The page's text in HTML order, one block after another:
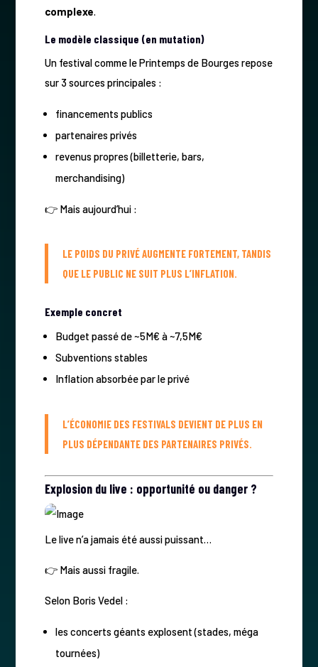
complexe.
Le modèle classique (en mutation)
Un festival comme le Printemps de Bourges repose
sur 3 sources principales :
financements publics
partenaires privés
revenus propres (billetterie, bars,
merchandising)
👉 Mais aujourd’hui :
LE POIDS DU PRIVÉ AUGMENTE FORTEMENT, TANDIS
QUE LE PUBLIC NE SUIT PLUS L’INFLATION.
Exemple concret
Budget passé de ~5M€ à ~7,5M€
Subventions stables
Inflation absorbée par le privé
L’ÉCONOMIE DES FESTIVALS DEVIENT DE PLUS EN
PLUS DÉPENDANTE DES PARTENAIRES PRIVÉS.
Explosion du live : opportunité ou danger ?
Le live n’a jamais été aussi puissant…
👉 Mais aussi fragile.
Selon Boris Vedel :
les concerts géants explosent (stades, méga
tournées)